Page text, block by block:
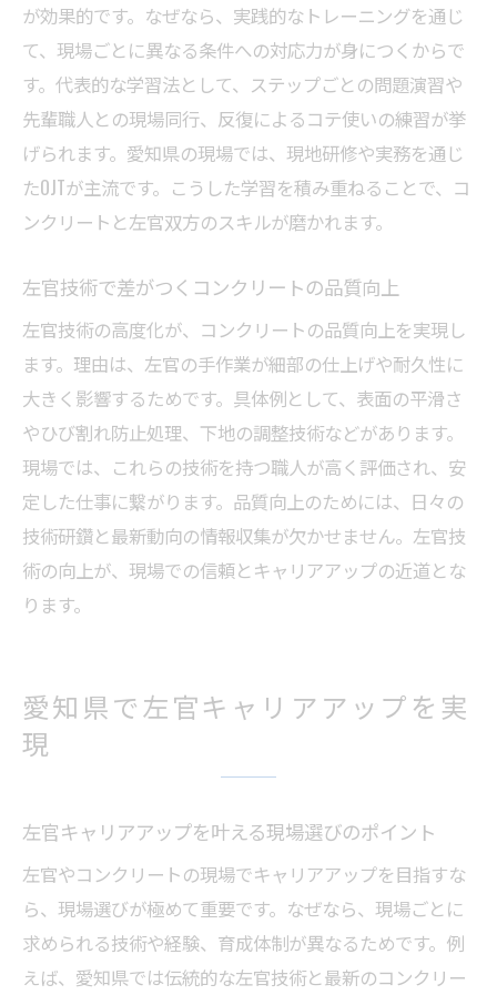
が効果的です。なぜなら、実践的なトレーニングを通じ
て、現場ごとに異なる条件への対応力が身につくからで
す。代表的な学習法として、ステップごとの問題演習や
先輩職人との現場同行、反復によるコテ使いの練習が挙
げられます。愛知県の現場では、現地研修や実務を通じ
たOJTが主流です。こうした学習を積み重ねることで、コ
ンクリートと左官双方のスキルが磨かれます。
左官技術で差がつくコンクリートの品質向上
左官技術の高度化が、コンクリートの品質向上を実現し
ます。理由は、左官の手作業が細部の仕上げや耐久性に
大きく影響するためです。具体例として、表面の平滑さ
やひび割れ防止処理、下地の調整技術などがあります。
現場では、これらの技術を持つ職人が高く評価され、安
定した仕事に繋がります。品質向上のためには、日々の
技術研鑽と最新動向の情報収集が欠かせません。左官技
術の向上が、現場での信頼とキャリアアップの近道とな
ります。
愛知県で左官キャリアアップを実
現
左官キャリアアップを叶える現場選びのポイント
左官やコンクリートの現場でキャリアアップを目指すな
ら、現場選びが極めて重要です。なぜなら、現場ごとに
求められる技術や経験、育成体制が異なるためです。例
えば、愛知県では伝統的な左官技術と最新のコンクリー